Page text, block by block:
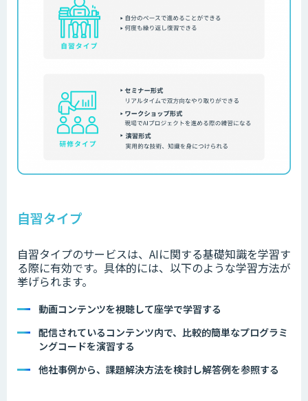
自習タイプ
自習タイプのサービスは、AIに関する基礎知識を学習す
る際に有効です。具体的には、以下のような学習方法が
挙げられます。
動画コンテンツを視聴して座学で学習する
配信されているコンテンツ内で、比較的簡単なプログラミ
ングコードを演習する
他社事例から、課題解決方法を検討し解答例を参照する